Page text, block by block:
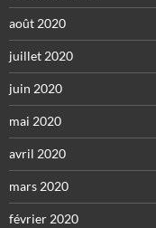
août 2020
juillet 2020
juin 2020
mai 2020
avril 2020
mars 2020
février 2020